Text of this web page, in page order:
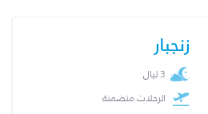
زنجبار
3 ليال
الرحلات متضمنة